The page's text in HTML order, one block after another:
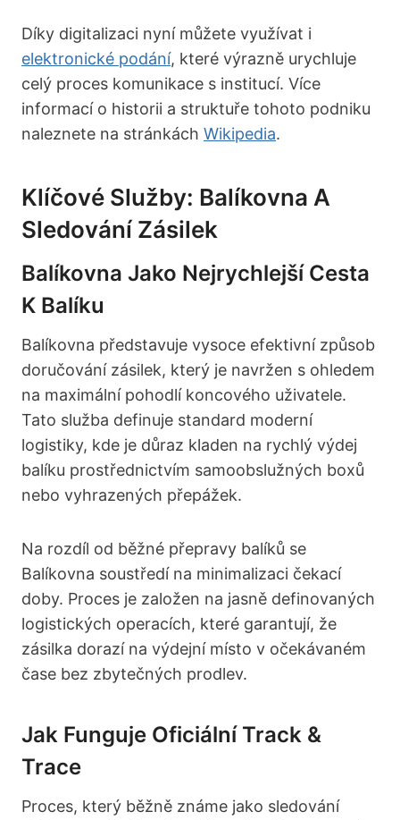
Díky digitalizaci nyní můžete využívat i
elektronické podání, které výrazně urychluje
celý proces komunikace s institucí. Více
informací o historii a struktuře tohoto podniku
naleznete na stránkách Wikipedia.
Klíčové Služby: Balíkovna A
Sledování Zásilek
Balíkovna Jako Nejrychlejší Cesta
K Balíku
Balíkovna představuje vysoce efektivní způsob
doručování zásilek, který je navržen s ohledem
na maximální pohodlí koncového uživatele.
Tato služba definuje standard moderní
logistiky, kde je důraz kladen na rychlý výdej
balíku prostřednictvím samoobslužných boxů
nebo vyhrazených přepážek.
Na rozdíl od běžné přepravy balíků se
Balíkovna soustředí na minimalizaci čekací
doby. Proces je založen na jasně definovaných
logistických operacích, které garantují, že
zásilka dorazí na výdejní místo v očekávaném
čase bez zbytečných prodlev.
Jak Funguje Oficiální Track &
Trace
Proces, který běžně známe jako sledování